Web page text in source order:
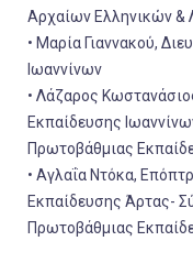
Αρχαίων Ελληνικών &
• Μαρία Γιαννακού,
Ιωαννίνων
• Λάζαρος
Εκπαίδευσης
Πρωτοβάθμιας
• Αγλαΐα Ντόκα,
Εκπαίδευσης Άρτας-
Πρωτοβάθμιας